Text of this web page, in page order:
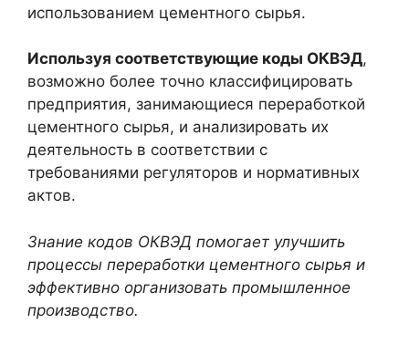
использованием цементного сырья.
Используя соответствующие коды ОКВЭД,
возможно более точно классифицировать
предприятия, занимающиеся переработкой
цементного сырья, и анализировать их
деятельность в соответствии с
требованиями регуляторов и нормативных
актов.
Знание кодов ОКВЭД помогает улучшить
процессы переработки цементного сырья и
эффективно организовать промышленное
производство.